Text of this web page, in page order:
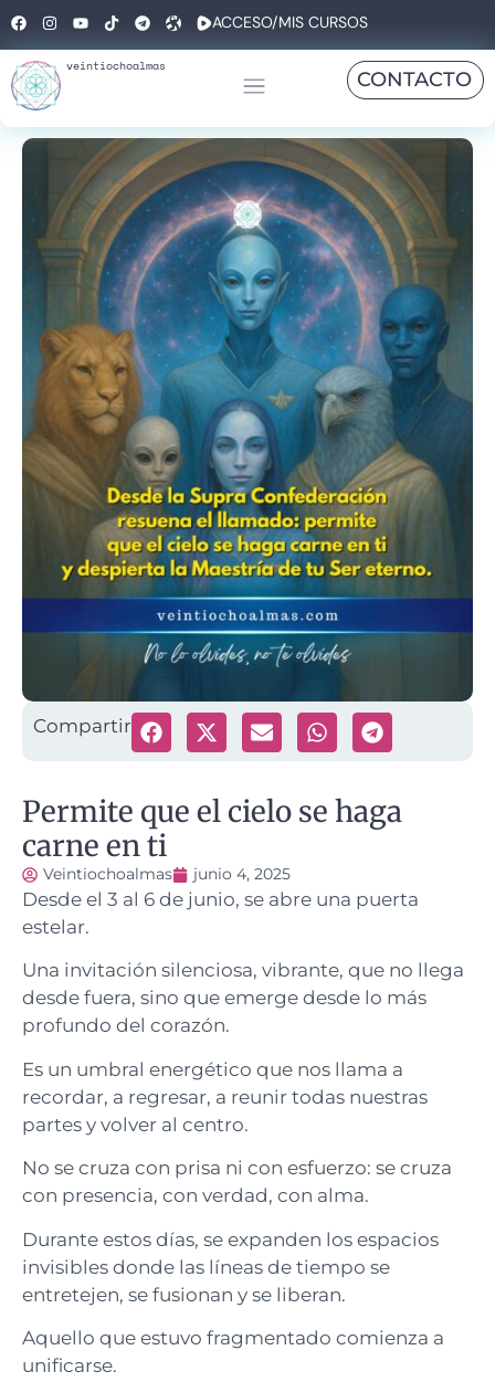
ACCESO/MIS CURSOS
veintiochoalmas
CONTACTO
Compartir
Permite que el cielo se haga
carne en ti
Veintiochoalmas junio 4, 2025
Desde el 3 al 6 de junio, se abre una puerta
estelar.
Una invitación silenciosa, vibrante, que no llega
desde fuera, sino que emerge desde lo más
profundo del corazón.
Es un umbral energético que nos llama a
recordar, a regresar, a reunir todas nuestras
partes y volver al centro.
No se cruza con prisa ni con esfuerzo: se cruza
con presencia, con verdad, con alma.
Durante estos días, se expanden los espacios
invisibles donde las líneas de tiempo se
entretejen, se fusionan y se liberan.
Aquello que estuvo fragmentado comienza a
unificarse.